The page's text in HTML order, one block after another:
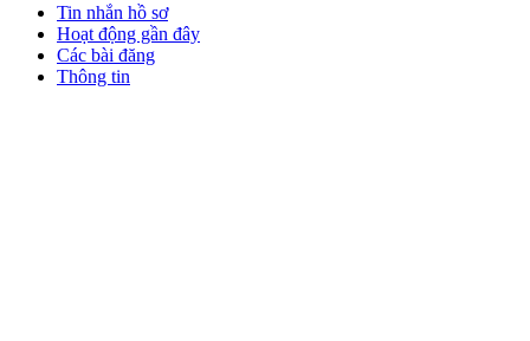
Tin nhắn hồ sơ
Hoạt động gần đây
Các bài đăng
Thông tin